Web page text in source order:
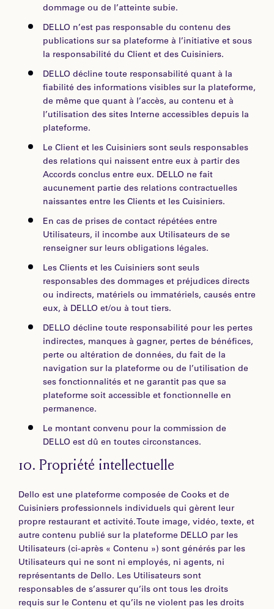
dommage ou de l’atteinte subie.
DELLO n’est pas responsable du contenu des
publications sur sa plateforme à l’initiative et sous
la responsabilité du Client et des Cuisiniers.
DELLO décline toute responsabilité quant à la
fiabilité des informations visibles sur la plateforme,
de même que quant à l’accès, au contenu et à
l’utilisation des sites Interne accessibles depuis la
plateforme.
Le Client et les Cuisiniers sont seuls responsables
des relations qui naissent entre eux à partir des
Accords conclus entre eux. DELLO ne fait
aucunement partie des relations contractuelles
naissantes entre les Clients et les Cuisiniers.
En cas de prises de contact répétées entre
Utilisateurs, il incombe aux Utilisateurs de se
renseigner sur leurs obligations légales.
Les Clients et les Cuisiniers sont seuls
responsables des dommages et préjudices directs
ou indirects, matériels ou immatériels, causés entre
eux, à DELLO et/ou à tout tiers.
DELLO décline toute responsabilité pour les pertes
indirectes, manques à gagner, pertes de bénéfices,
perte ou altération de données, du fait de la
navigation sur la plateforme ou de l’utilisation de
ses fonctionnalités et ne garantit pas que sa
plateforme soit accessible et fonctionnelle en
permanence.
Le montant convenu pour la commission de
DELLO est dû en toutes circonstances.
10. Propriété intellectuelle
Dello est une plateforme composée de Cooks et de
Cuisiniers professionnels individuels qui gèrent leur
propre restaurant et activité. Toute image, vidéo, texte, et
autre contenu publié sur la plateforme DELLO par les
Utilisateurs (ci-après « Contenu ») sont générés par les
Utilisateurs qui ne sont ni employés, ni agents, ni
représentants de Dello. Les Utilisateurs sont
responsables de s’assurer qu’ils ont tous les droits
requis sur le Contenu et qu’ils ne violent pas les droits